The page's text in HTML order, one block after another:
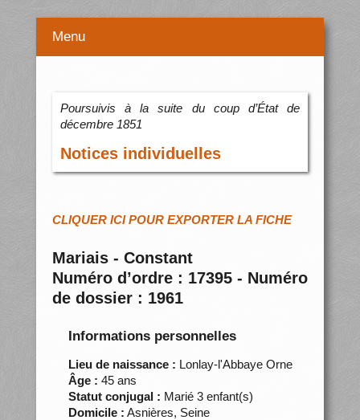
Menu
Poursuivis à la suite du coup d’État de
décembre 1851
Notices individuelles
CLIQUER ICI POUR EXPORTER LA FICHE
Mariais - Constant
Numéro d’ordre : 17395 - Numéro
de dossier : 1961
Informations personnelles
Lieu de naissance : Lonlay-l'Abbaye Orne
Âge : 45 ans
Statut conjugal : Marié 3 enfant(s)
Domicile : Asnières, Seine